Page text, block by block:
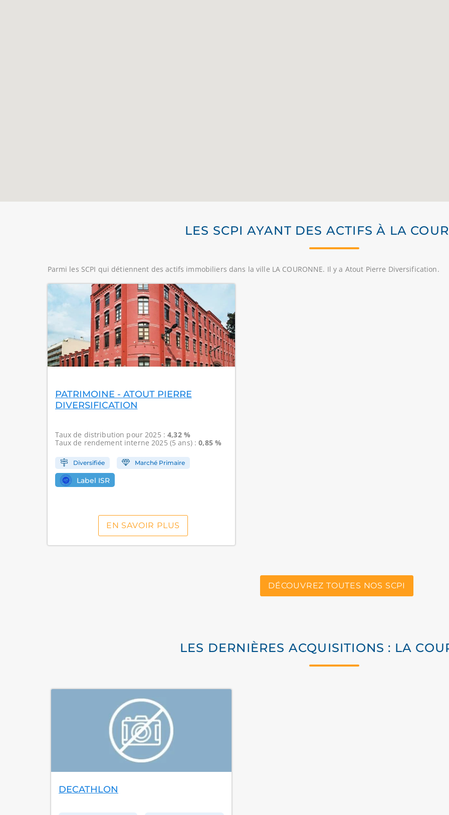
LES SCPI AYANT DES ACTIFS À LA
Parmi les SCPI qui détiennent des actifs immobiliers dans la ville LA COURONNE. Il y a Atout Pierre Diversification.
PATRIMOINE - ATOUT PIERRE
DIVERSIFICATION
Taux de distribution pour 2025 :4,32 %
Taux de rendement interne2025 (5 ans) :0,85 %
Diversifiée Marché Primaire
Label ISR
EN SAVOIR PLUS
DÉCOUVREZ TOUTES NOS SCPI
LES DERNIÈRES ACQUISITIONS : LA
DECATHLON